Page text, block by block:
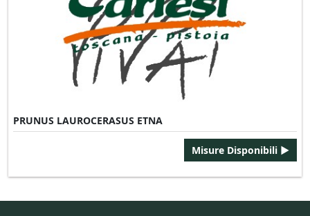
PRUNUS LAUROCERASUS ETNA
Misure Disponibili ►